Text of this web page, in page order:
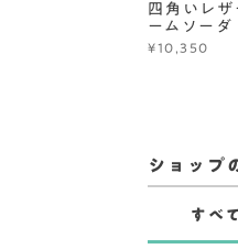
四角いレ
ームソーダ
¥10,350
ショップ
すべ